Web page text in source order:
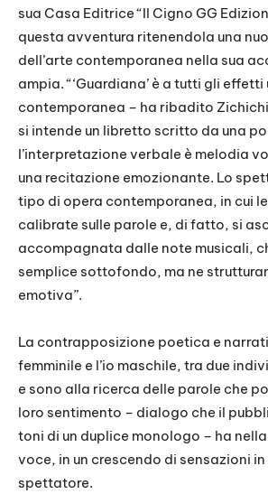
sua Casa Editrice “Il Cigno GG
questa avventura ritenendola una
dell’arte contemporanea nella sua
ampia. “‘Guardiana’ è a tutti gli effetti
contemporanea – ha ribadito
si intende un libretto scritto da una
l’interpretazione verbale è melodia
una recitazione emozionante. Lo
tipo di opera contemporanea, in cui
calibrate sulle parole e, di fatto, si
accompagnata dalle note musicali,
semplice sottofondo, ma ne
emotiva”.
La contrapposizione poetica e
femminile e l’io maschile, tra due
e sono alla ricerca delle parole che
loro sentimento – dialogo che il
toni di un duplice monologo – ha
voce, in un crescendo di sensazioni
spettatore.